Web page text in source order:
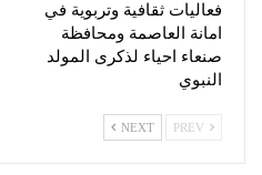
فعاليات ثقافية وتربوية في
امانة العاصمة ومحافظة
صنعاء احياء لذكرى المولد
النبوي
NEXT